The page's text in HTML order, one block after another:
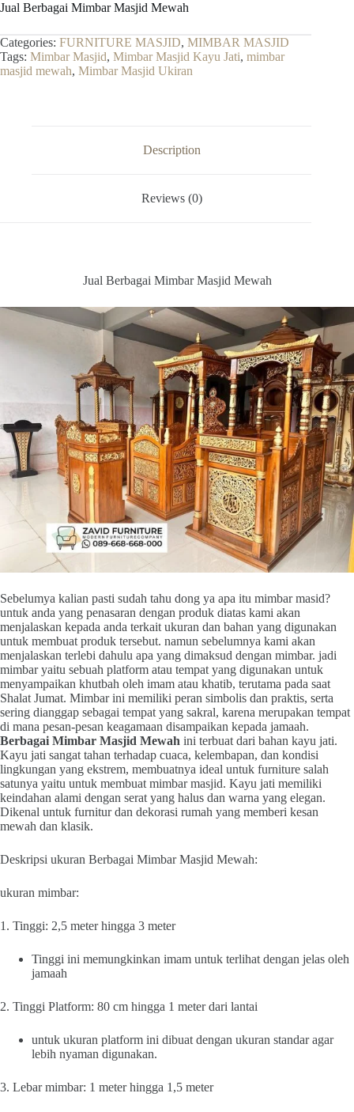
Jual Berbagai Mimbar Masjid Mewah
Categories: FURNITURE MASJID, MIMBAR MASJID
Tags: Mimbar Masjid, Mimbar Masjid Kayu Jati, mimbar
masjid mewah, Mimbar Masjid Ukiran
Description
Reviews (0)
Jual Berbagai Mimbar Masjid Mewah
Sebelumya kalian pasti sudah tahu dong ya apa itu mimbar masid?
untuk anda yang penasaran dengan produk diatas kami akan
menjalaskan kepada anda terkait ukuran dan bahan yang digunakan
untuk membuat produk tersebut. namun sebelumnya kami akan
menjalaskan terlebi dahulu apa yang dimaksud dengan mimbar. jadi
mimbar yaitu sebuah platform atau tempat yang digunakan untuk
menyampaikan khutbah oleh imam atau khatib, terutama pada saat
Shalat Jumat. Mimbar ini memiliki peran simbolis dan praktis, serta
sering dianggap sebagai tempat yang sakral, karena merupakan tempat
di mana pesan-pesan keagamaan disampaikan kepada jamaah.
Berbagai Mimbar Masjid Mewah ini terbuat dari bahan kayu jati.
Kayu jati sangat tahan terhadap cuaca, kelembapan, dan kondisi
lingkungan yang ekstrem, membuatnya ideal untuk furniture salah
satunya yaitu untuk membuat mimbar masjid. Kayu jati memiliki
keindahan alami dengan serat yang halus dan warna yang elegan.
Dikenal untuk furnitur dan dekorasi rumah yang memberi kesan
mewah dan klasik.
Deskripsi ukuran Berbagai Mimbar Masjid Mewah:
ukuran mimbar:
1. Tinggi: 2,5 meter hingga 3 meter
Tinggi ini memungkinkan imam untuk terlihat dengan jelas oleh
jamaah
2. Tinggi Platform: 80 cm hingga 1 meter dari lantai
untuk ukuran platform ini dibuat dengan ukuran standar agar
lebih nyaman digunakan.
3. Lebar mimbar: 1 meter hingga 1,5 meter